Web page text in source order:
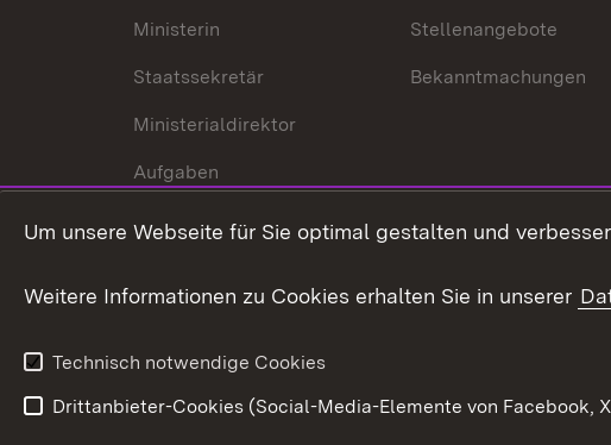
Ministerin
Staatssekretär
Ministerialdirektor
Aufgaben
Internationale
Stellenangebote
Bekanntmachungen
Um unsere Webseite für Sie optimal gestalten und
Weitere Informationen zu Cookies erhalten Sie in unserer
Technisch notwendige Cookies
Drittanbieter-Cookies (Social-Media-Elemente von